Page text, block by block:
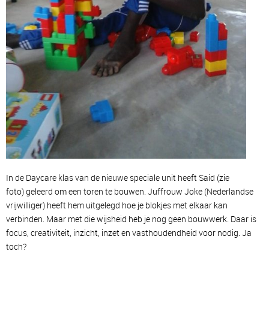
In de Daycare klas van de nieuwe speciale unit heeft Said (zie
foto) geleerd om een toren te bouwen. Juffrouw Joke (Nederlandse
vrijwilliger) heeft hem uitgelegd hoe je blokjes met elkaar kan
verbinden. Maar met die wijsheid heb je nog geen bouwwerk. Daar is
focus, creativiteit, inzicht, inzet en vasthoudendheid voor nodig. Ja
toch?